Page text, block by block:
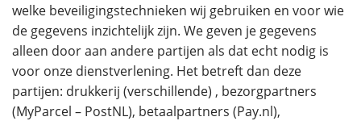
welke beveiligingstechnieken wij gebruiken en voor wie
de gegevens inzichtelijk zijn. We geven je gegevens
alleen door aan andere partijen als dat echt nodig is
voor onze dienstverlening. Het betreft dan deze
partijen: drukkerij (verschillende) , bezorgpartners
(MyParcel – PostNL), betaalpartners (Pay.nl),